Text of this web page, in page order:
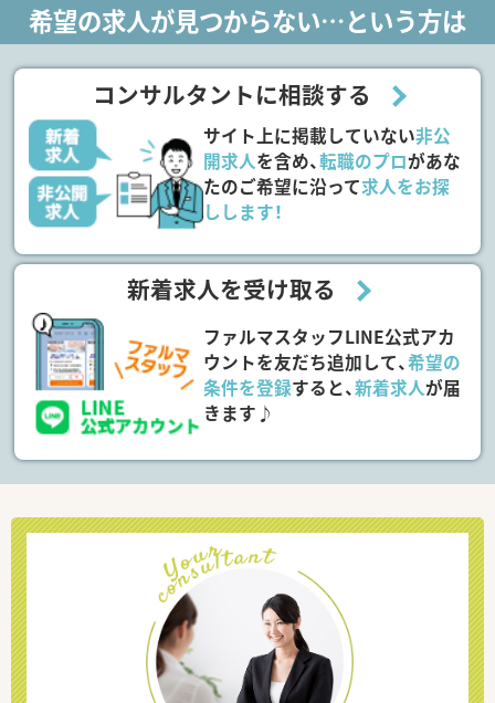
希望の求人が見つからない…という方は
コンサルタントに相談する
サイト上に掲載していない非公
開求人を含め、転職のプロがあな
たのご希望に沿って求人をお探
しします！
新着求人を受け取る
ファルマスタッフLINE公式アカ
ウントを友だち追加して、希望の
条件を登録すると、新着求人が届
きます♪